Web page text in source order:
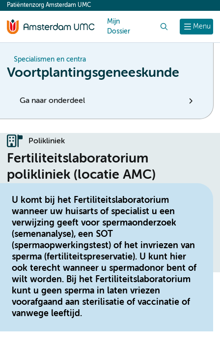
content
Menu
Patiëntenzorg Amsterdam UMC
Mijn
Dossier
Specialismen en centra
Voortplantingsgeneeskunde
Ga naar onderdeel
Polikliniek
Fertiliteitslaboratorium
polikliniek (locatie AMC)
U komt bij het Fertiliteitslaboratorium
wanneer uw huisarts of specialist u een
verwijzing geeft voor spermaonderzoek
(semenanalyse), een SOT
(spermaopwerkingstest) of het invriezen van
sperma (fertiliteitspreservatie). U kunt hier
ook terecht wanneer u spermadonor bent of
wilt worden. Bij het Fertiliteitslaboratorium
kunt u geen sperma in laten vriezen
voorafgaand aan sterilisatie of vaccinatie of
vanwege leeftijd.